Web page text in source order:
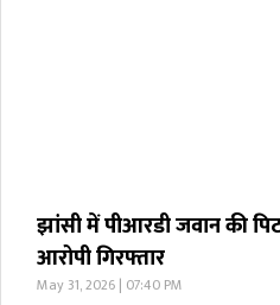
झांसी में पीआरडी जवान की
आरोपी गिरफ्तार
May 31, 2026 | 07:40 PM